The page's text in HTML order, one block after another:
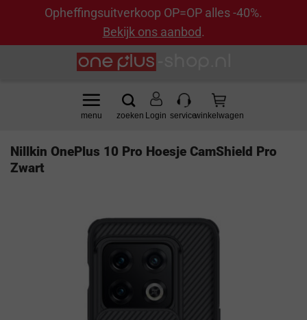
Opheffingsuitverkoop OP=OP alles -40%.
Bekijk ons aanbod.
Login
Nillkin OnePlus 10 Pro Hoesje CamShield Pro
Zwart